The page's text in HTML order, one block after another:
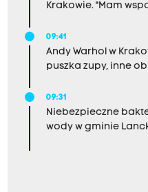
Krakowie. "Mam
09:41
Andy Warhol w
puszka zupy, inne
09:31
Niebezpieczne
wody w gminie